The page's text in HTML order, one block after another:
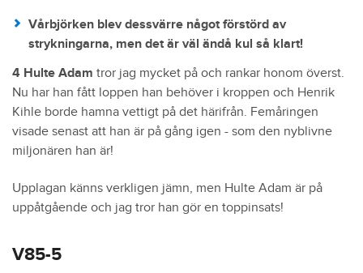
Vårbjörken blev dessvärre något förstörd av
strykningarna, men det är väl ändå kul så klart!
4 Hulte Adam tror jag mycket på och rankar honom överst.
Nu har han fått loppen han behöver i kroppen och Henrik
Kihle borde hamna vettigt på det härifrån. Femåringen
visade senast att han är på gång igen - som den nyblivne
miljonären han är!
Upplagan känns verkligen jämn, men Hulte Adam är på
uppåtgående och jag tror han gör en toppinsats!
V85-5